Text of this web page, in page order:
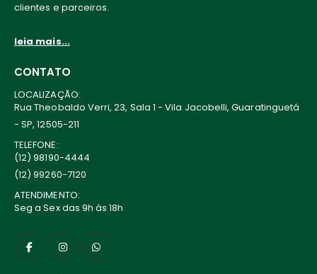
clientes e parceiros.
leia mais...
CONTATO
LOCALIZAÇÃO:
Rua Theobaldo Verri, 23, Sala 1 - Vila Jacobelli, Guaratinguetá
- SP, 12505-211
TELEFONE:
(12) 98190-4444
(12) 99260-7120
ATENDIMENTO:
Seg a Sex das 9h às 18h